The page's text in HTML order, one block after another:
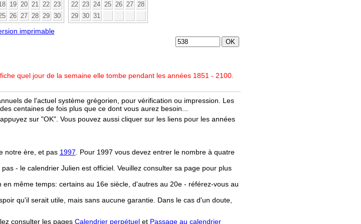
19 20 21 22
23
26 27 28 29 30
22
23 24 25 26 27
28
29 30 31
imprimable
quel jour de la semaine elle tombe pendant les années 1851 - 2100.
de l'actuel système grégorien, pour vérification ou impression. Les
centaines de fois plus que ce dont vous aurez besoin...
sur "OK". Vous pouvez aussi cliquer sur les liens pour les années
notre ère, et pas 1997 . Pour 1997 vous devez entrer le nombre à quatre
pas - le calendrier Julien est officiel. Veuillez consulter sa page pour plus
même temps: certains au 16e siècle, d'autres au 20e - référez-vous au
qu'il serait utile, mais sans aucune garantie. Dans le cas d'un doute,
consulter les pages Calendrier perpétuelet Passage au calendrier